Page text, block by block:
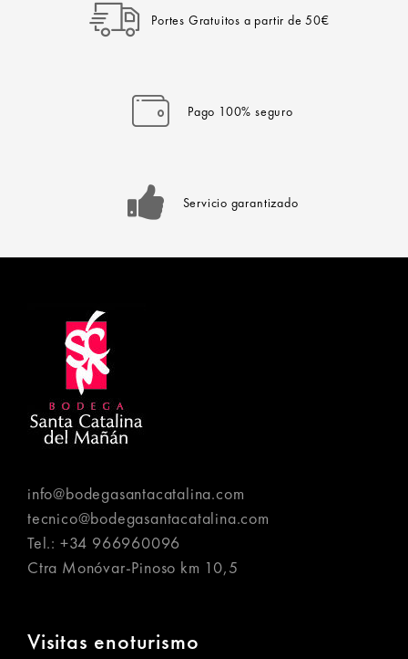
Portes Gratuitos a partir de 50€
Pago 100% seguro
Servicio garantizado
info@bodegasantacatalina.com
tecnico@bodegasantacatalina.com
Tel.: +34 966960096
Ctra Monóvar-Pinoso km 10,5
Visitas enoturismo